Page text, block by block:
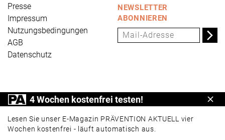
Presse
Impressum
Nutzungsbedingungen
AGB
Datenschutz
NEWSLETTER
ABONNIEREN
PRÄVENTION AKTUELL ist ein Produkt der Universum
Verlag GmbH, Wettinerstraße 3-5, 65189 Wiesbaden,
www.universum.de,info@universum.de
4 Wochen kostenfrei testen!
Lesen Sie unser E-Magazin PRÄVENTION AKTUELL vier
Wochen kostenfrei - läuft automatisch aus.